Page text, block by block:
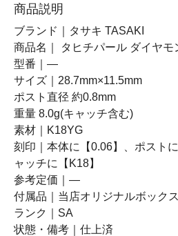
商品説明
ブランド｜タサキ TASAKI
商品名｜ タヒチパール ダイヤモ
型番｜―
サイズ｜28.7mm×11.5mm
ポスト直径 約0.8mm
重量 8.0g(キャッチ含む)
素材｜K18YG
刻印｜本体に【0.06】、ポスト
ャッチに【K18】
参考定価｜―
付属品｜当店オリジナルボックス
ランク｜SA
状態・備考｜仕上済